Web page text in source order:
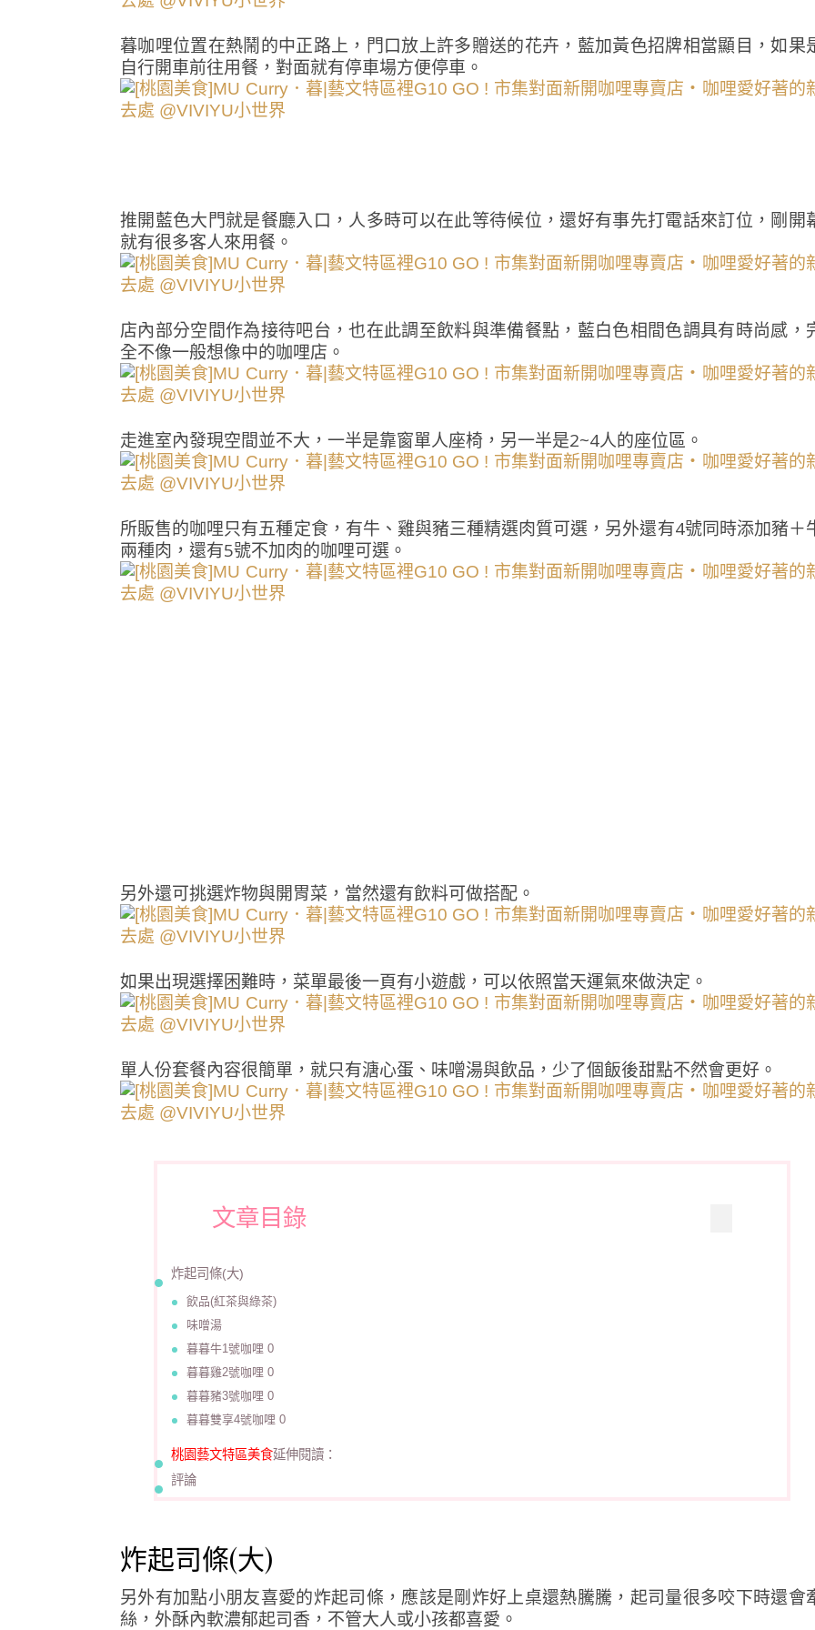
暮咖哩位置在熱鬧的中正路上，門口放上許多贈送的花卉，藍加黃色招牌相當顯目，如果
自行開車前往用餐，對面就有停車場方便停車。
推開藍色大門就是餐廳入口，人多時可以在此等待候位，還好有事先打電話來訂位，剛開
就有很多客人來用餐。
店內部分空間作為接待吧台，也在此調至飲料與準備餐點，藍白色相間色調具有時尚感，
全不像一般想像中的咖哩店。
走進室內發現空間並不大，一半是靠窗單人座椅，另一半是2~4人的座位區。
所販售的咖哩只有五種定食，有牛、雞與豬三種精選肉質可選，另外還有4號同時添加豬＋
兩種肉，還有5號不加肉的咖哩可選。
另外還可挑選炸物與開胃菜，當然還有飲料可做搭配。
如果出現選擇困難時，菜單最後一頁有小遊戲，可以依照當天運氣來做決定。
單人份套餐內容很簡單，就只有溏心蛋、味噌湯與飲品，少了個飯後甜點不然會更好。
文章目錄
炸起司條(大)
飲品(紅茶與綠茶)
味噌湯
暮暮牛1號咖哩 0
暮暮雞2號咖哩 0
暮暮豬3號咖哩 0
暮暮雙享4號咖哩 0
桃園藝文特區美食延伸閱讀：
評論
炸起司條(大)
另外有加點小朋友喜愛的炸起司條，應該是剛炸好上桌還熱騰騰，起司量很多咬下時還會
絲，外酥內軟濃郁起司香，不管大人或小孩都喜愛。